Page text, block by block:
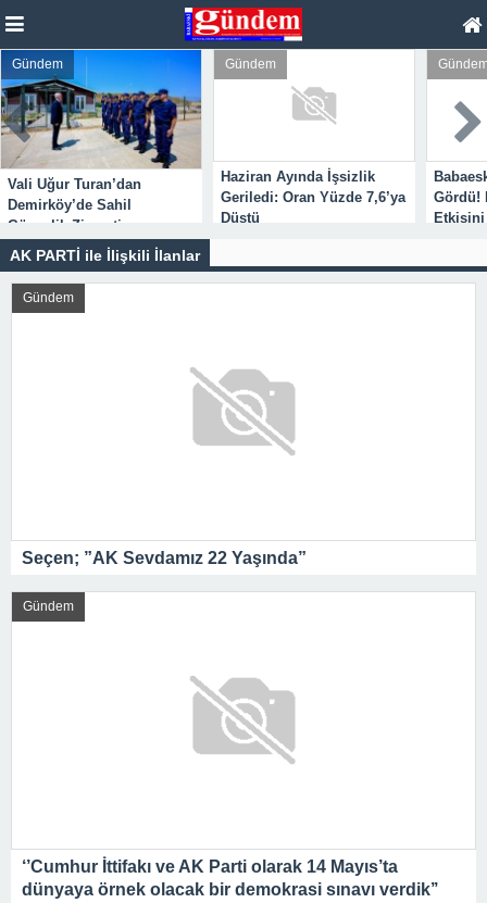
Gündem
Vali Uğur Turan’dan
Demirköy’de Sahil
Güvenlik Ziyareti
Gündem
Haziran Ayında İşsizlik
Geriledi: Oran Yüzde 7,6’ya
Düştü
Gördü!
Etkisini
AK PARTİ ile İlişkili İlanlar
Gündem
Seçen; ”AK Sevdamız 22 Yaşında”
Gündem
‘’Cumhur İttifakı ve AK Parti olarak 14 Mayıs’ta
dünyaya örnek olacak bir demokrasi sınavı verdik’’